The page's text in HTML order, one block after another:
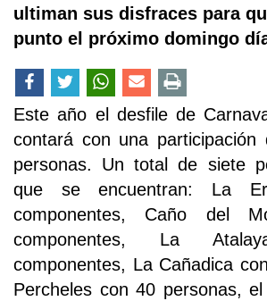
ultiman sus disfraces para
punto el próximo domingo
Este año el desfile de
contará con una participación
personas. Un total de siete
que se encuentran: La
componentes, Caño del
componentes, La
componentes, La Cañadica
Percheles con 40 personas,